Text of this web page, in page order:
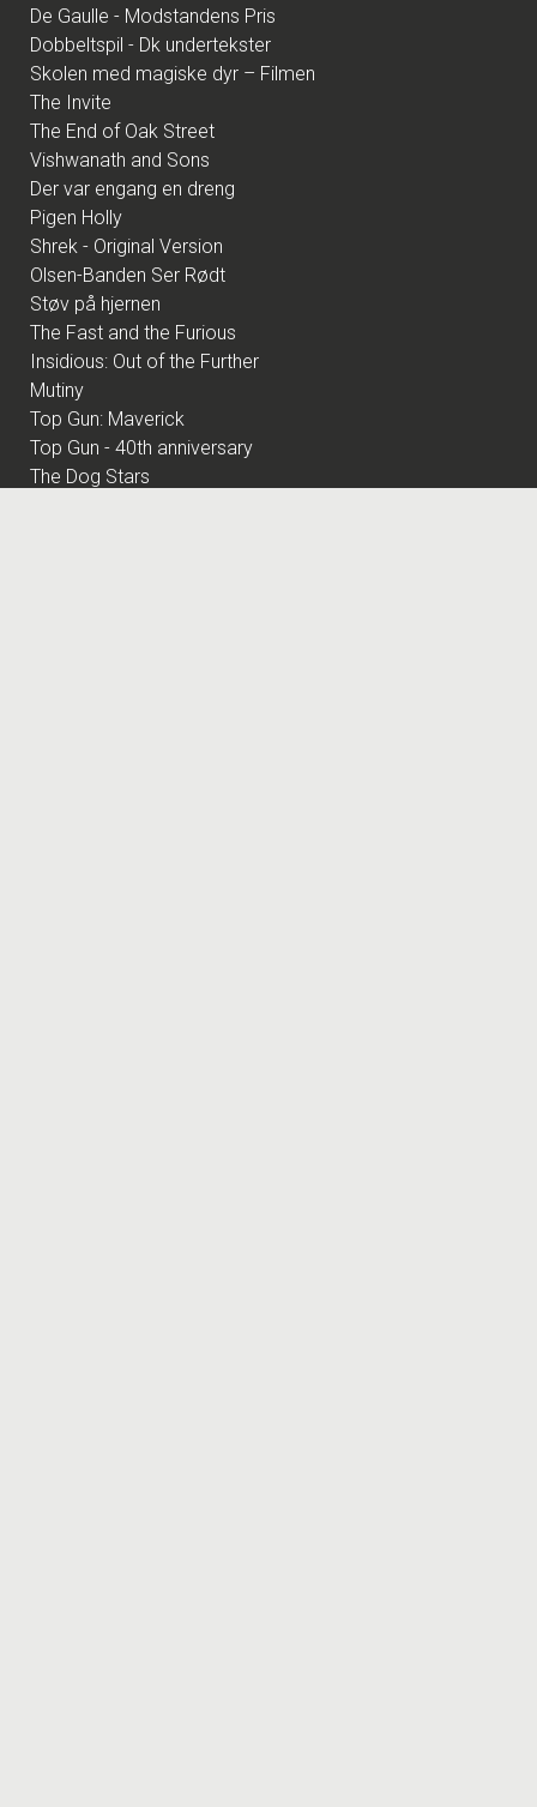
De Gaulle - Modstandens Pris
Dobbeltspil - Dk undertekster
Skolen med magiske dyr – Filmen
The Invite
The End of Oak Street
Vishwanath and Sons
Der var engang en dreng
Pigen Holly
Shrek - Original Version
Olsen-Banden Ser Rødt
Støv på hjernen
The Fast and the Furious
Insidious: Out of the Further
Mutiny
Top Gun: Maverick
Top Gun - 40th anniversary
The Dog Stars